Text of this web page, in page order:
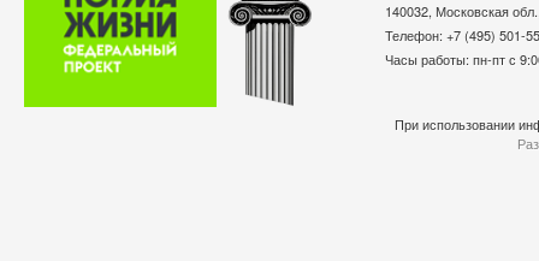
140032, Московская
Телефон: +7 (495)
Часы работы: пн-пт с
При использовании